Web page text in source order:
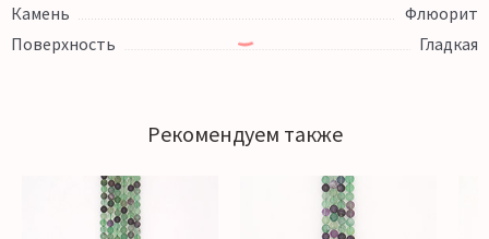
Камень
Флюорит
Поверхность
Гладкая
Рекомендуем также